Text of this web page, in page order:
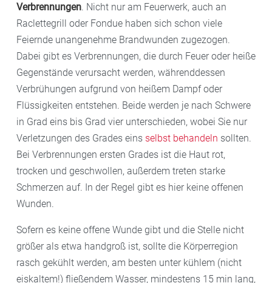
Verbrennungen. Nicht nur am Feuerwerk, auch an
Raclettegrill oder Fondue haben sich schon viele
Feiernde unangenehme Brandwunden zugezogen.
Dabei gibt es Verbrennungen, die durch Feuer oder heiße
Gegenstände verursacht werden, währenddessen
Verbrühungen aufgrund von heißem Dampf oder
Flüssigkeiten entstehen. Beide werden je nach Schwere
in Grad eins bis Grad vier unterschieden, wobei Sie nur
Verletzungen des Grades eins selbst behandeln sollten.
Bei Verbrennungen ersten Grades ist die Haut rot,
trocken und geschwollen, außerdem treten starke
Schmerzen auf. In der Regel gibt es hier keine offenen
Wunden.
Sofern es keine offene Wunde gibt und die Stelle nicht
größer als etwa handgroß ist, sollte die Körperregion
rasch gekühlt werden, am besten unter kühlem (nicht
eiskaltem!) fließendem Wasser, mindestens 15 min lang,